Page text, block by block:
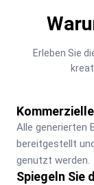
Erleben Sie
Alle generierten
bereitgestellt
genutzt werden.
Spiegeln Sie